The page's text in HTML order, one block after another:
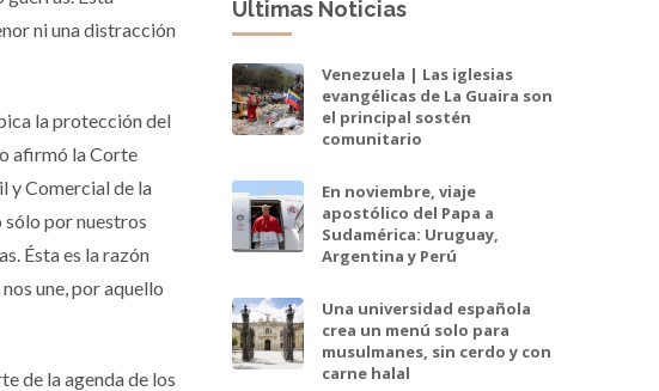
ni una distracción
la protección del
afirmó la Corte
y Comercial de la
sólo por nuestros
Ésta es la razón
une, por aquello
de la agenda de los
Ultimas Noticias
Venezuela | Las iglesias
evangélicas de La Guaira son
el principal sostén
comunitario
En noviembre, viaje
apostólico del Papa a
Sudamérica: Uruguay,
Argentina y Perú
Una universidad española
crea un menú solo para
musulmanes, sin cerdo y con
carne halal